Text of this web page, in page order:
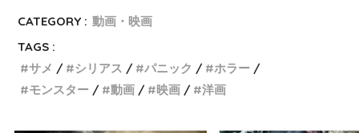
CATEGORY : 動画・映画
TAGS :
サメ
シリアス パニック
ホラー
モンスター
動画 映画 洋画